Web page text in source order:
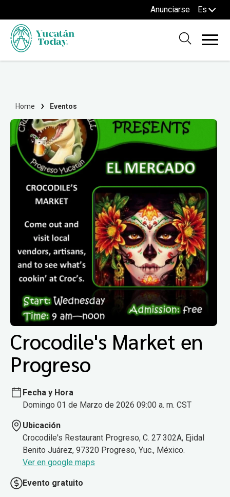
Anunciarse Es
Home Eventos
Crocodile's Market en
Progreso
Fecha y Hora
Domingo 01 de Marzo de 2026 09:00 a. m. CST
Ubicación
Crocodile's Restaurant Progreso, C. 27 302A, Ejidal
Benito Juárez, 97320 Progreso, Yuc., México.
Ver en google maps
Evento gratuito